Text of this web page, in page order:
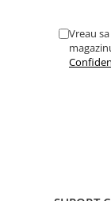
Masini de
Masini de
Truse si accesorii
Vreau